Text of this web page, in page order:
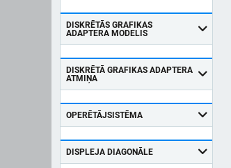
DISKRĒTĀS GRAFIKAS
ADAPTERA MODELIS
DISKRĒTĀ GRAFIKAS ADAPTERA
ATMIŅA
OPERĒTĀJSISTĒMA
DISPLEJA DIAGONĀLE